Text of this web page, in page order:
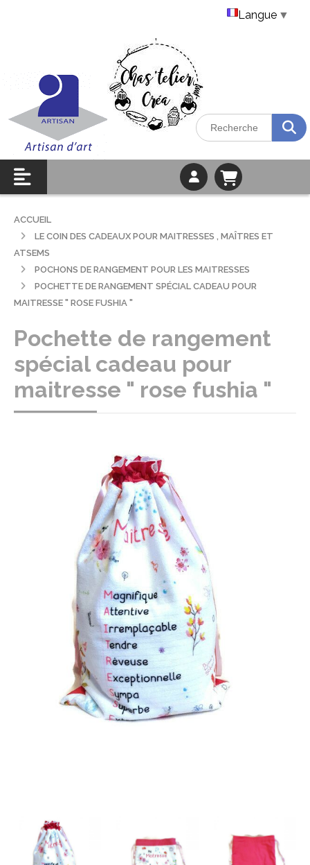
ACCUEIL
LE COIN DES CADEAUX POUR MAITRESSES , MAÎTRES ET
ATSEMS
POCHONS DE RANGEMENT POUR LES MAITRESSES
POCHETTE DE RANGEMENT SPÉCIAL CADEAU POUR
MAITRESSE " ROSE FUSHIA "
Pochette de rangement
spécial cadeau pour
maitresse " rose fushia "
Langue ▼